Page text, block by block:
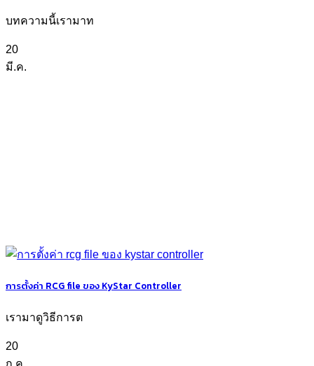
บทความนี้เรามาท
20
มี.ค.
การตั้งค่า RCG file ของ KyStar Controller
เรามาดูวิธีการต
20
ก.ค.